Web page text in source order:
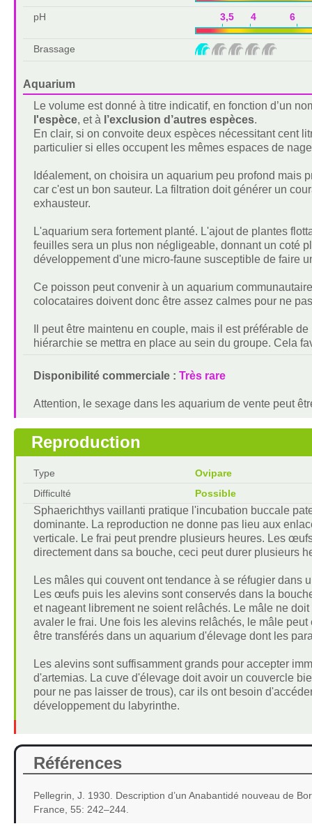
pH 3,5 4 6
Brassage
Aquarium
Le volume est donné à titre indicatif, en fonction d’un
l'espèce, et à l’exclusion d’autres espèces.
En clair, si on convoite deux espèces nécessitant cent
particulier si elles occupent les mêmes espaces de
Idéalement, on choisira un aquarium peu profond mais
car c'est un bon sauteur. La filtration doit générer un
exhausteur.
L'aquarium sera fortement planté. L'ajout de plantes
feuilles sera un plus non négligeable, donnant un coté
développement d'une micro-faune susceptible de faire
Ce poisson peut convenir à un aquarium
colocataires doivent donc être assez calmes pour ne
Il peut être maintenu en couple, mais il est préférable
hiérarchie se mettra en place au sein du groupe. Cela
Disponibilité commerciale : Très rare
Attention, le sexage dans les aquarium de vente peut
Reproduction
Type
Ovipare
Difficulté
Possible
Sphaerichthys vaillanti pratique l'incubation buccale
dominante. La reproduction ne donne pas lieu aux
verticale. Le frai peut prendre plusieurs heures. Les
directement dans sa bouche, ceci peut durer plusieurs
Les mâles qui couvent ont tendance à se réfugier dans
Les œufs puis les alevins sont conservés dans la
et nageant librement ne soient relâchés. Le mâle ne
avaler le frai. Une fois les alevins relâchés, le mâle
être transférés dans un aquarium d'élevage dont les
Les alevins sont suffisamment grands pour accepter
d'artemias. La cuve d'élevage doit avoir un couvercle
pour ne pas laisser de trous), car ils ont besoin
développement du labyrinthe.
Références
Pellegrin, J. 1930. Description d’un Anabantidé nouveau de
France, 55: 242–244.